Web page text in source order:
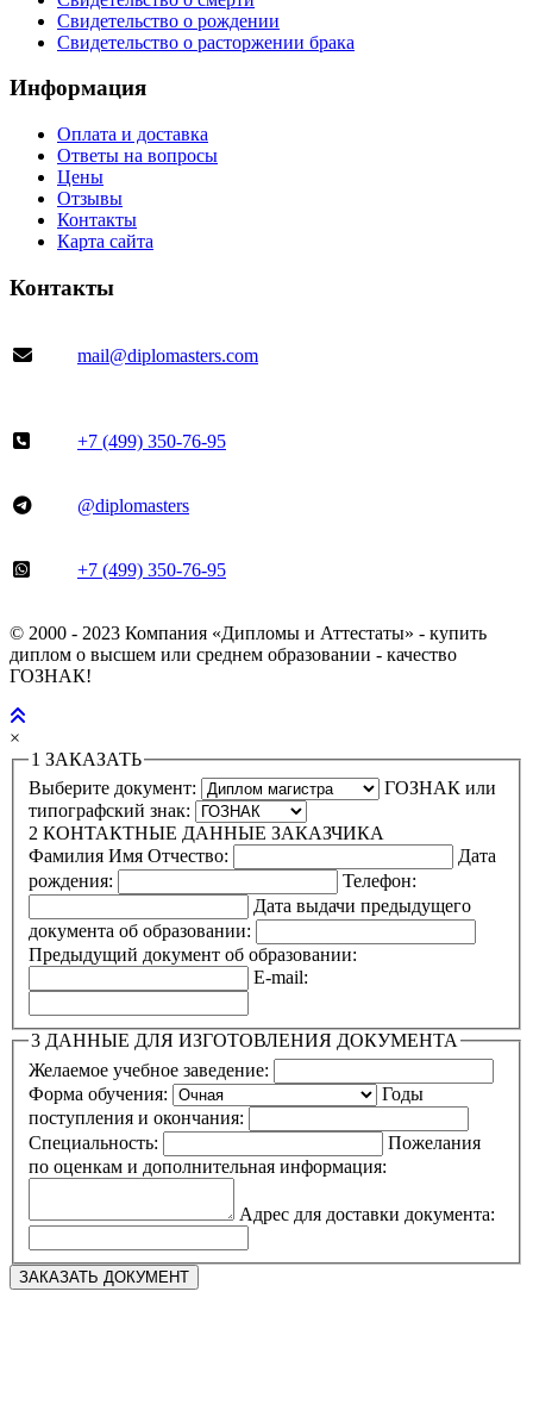
Свидетельство о рождении
Свидетельство о расторжении брака
Информация
Оплата и доставка
Ответы на вопросы
Цены
Отзывы
Контакты
Карта сайта
Контакты
mail@diplomasters.com
+7 (499) 350-76-95
@diplomasters
+7 (499) 350-76-95
© 2000 - 2023 Компания «Дипломы и Аттестаты» - купить
диплом о высшем или среднем образовании - качество
ГОЗНАК!
×
1 ЗАКАЗАТЬ
Выберите документ:
ГОЗНАК или
типографский знак:
2 КОНТАКТНЫЕ ДАННЫЕ ЗАКАЗЧИКА
Фамилия Имя Отчество:
Дата
рождения:
Телефон:
Дата выдачи предыдущего
документа об образовании:
Предыдущий документ об образовании:
E-mail:
3 ДАННЫЕ ДЛЯ ИЗГОТОВЛЕНИЯ ДОКУМЕНТА
Желаемое учебное заведение:
Форма обучения:
Годы
поступления и окончания:
Специальность:
Пожелания
по оценкам и дополнительная информация:
Адрес для доставки документа: